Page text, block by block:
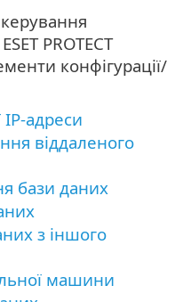
PROTECT
конфігурації/
IP-адреси
віддаленого
бази даних
з іншого
машини